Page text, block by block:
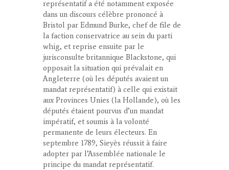
représentatif a été notamment exposée
dans un discours célèbre prononcé à
Bristol par Edmund Burke, chef de file de
la faction conservatrice au sein du parti
whig, et reprise ensuite par le
jurisconsulte britannique Blackstone, qui
opposait la situation qui prévalait en
Angleterre (où les députés avaient un
mandat représentatif) à celle qui existait
aux Provinces Unies (la Hollande), où les
députés étaient pourvus d’un mandat
impératif, et soumis à la volonté
permanente de leurs électeurs. En
septembre 1789, Sieyès réussit à faire
adopter par l’Assemblée nationale le
principe du mandat représentatif.